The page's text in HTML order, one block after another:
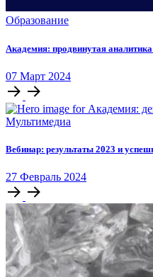
Образование
Академия: продвинутая
07 Март 2024
Мультимедиа
Вебинар: результаты 2023 и
27 Февраль 2024